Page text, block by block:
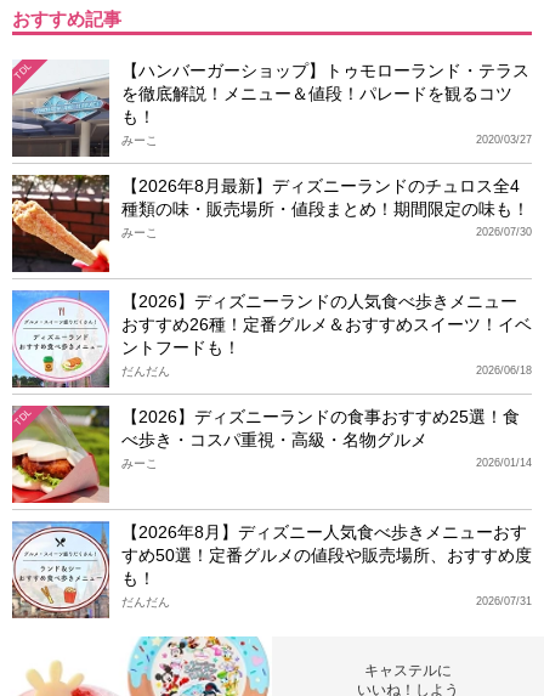
おすすめ記事
TDL
【ハンバーガーショップ】トゥモローランド・テラス
を徹底解説！メニュー＆値段！パレードを観るコツ
も！
2020/03/27
みーこ
【2026年8月最新】ディズニーランドのチュロス全4
種類の味・販売場所・値段まとめ！期間限定の味も！
2026/07/30
みーこ
【2026】ディズニーランドの人気食べ歩きメニュー
おすすめ26種！定番グルメ＆おすすめスイーツ！イベ
ントフードも！
2026/06/18
だんだん
TDL
【2026】ディズニーランドの食事おすすめ25選！食
べ歩き・コスパ重視・高級・名物グルメ
2026/01/14
みーこ
【2026年8月】ディズニー人気食べ歩きメニューおす
すめ50選！定番グルメの値段や販売場所、おすすめ度
も！
2026/07/31
だんだん
キャステルに
いいね！しよう